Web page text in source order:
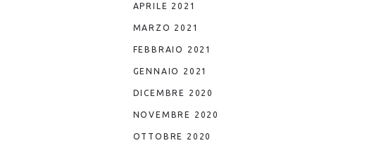
APRILE 2021
MARZO 2021
FEBBRAIO 2021
GENNAIO 2021
DICEMBRE 2020
NOVEMBRE 2020
OTTOBRE 2020